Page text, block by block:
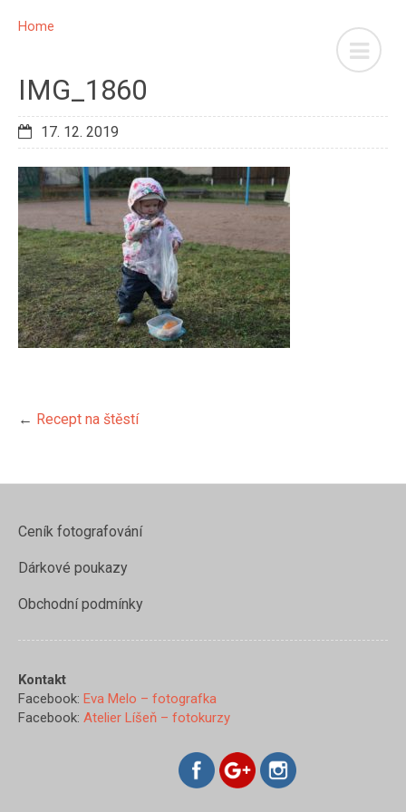
Home
IMG_1860
17. 12. 2019
← Recept na štěstí
Ceník fotografování
Dárkové poukazy
Obchodní podmínky
Kontakt
Facebook: Eva Melo – fotografka
Facebook: Atelier Líšeň – fotokurzystesti/img_1860">